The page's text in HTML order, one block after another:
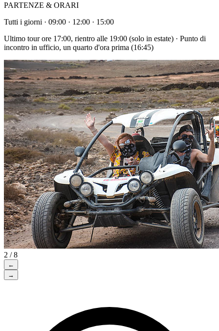
PARTENZE & ORARI
Tutti i giorni · 09:00 · 12:00 · 15:00
Ultimo tour ore 17:00, rientro alle 19:00 (solo in estate) · Punto di
incontro in ufficio, un quarto d'ora prima (16:45)
2 / 8
←
→